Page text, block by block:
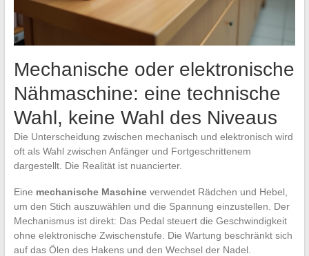
Mechanische oder elektronische
Nähmaschine: eine technische
Wahl, keine Wahl des Niveaus
Die Unterscheidung zwischen mechanisch und elektronisch wird
oft als Wahl zwischen Anfänger und Fortgeschrittenem
dargestellt. Die Realität ist nuancierter.
Eine mechanische Maschineverwendet Rädchen und Hebel,
um den Stich auszuwählen und die Spannung einzustellen. Der
Mechanismus ist direkt: Das Pedal steuert die Geschwindigkeit
ohne elektronische Zwischenstufe. Die Wartung beschränkt sich
auf das Ölen des Hakens und den Wechsel der Nadel.